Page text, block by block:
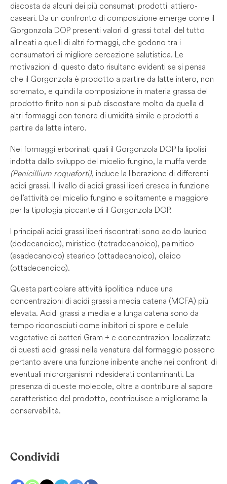
discosta da alcuni dei più consumati prodotti lattiero-
caseari. Da un confronto di composizione emerge come il
Gorgonzola DOP presenti valori di grassi totali del tutto
allineati a quelli di altri formaggi, che godono tra i
consumatori di migliore percezione salutistica. Le
motivazioni di questo dato risultano evidenti se si pensa
che il Gorgonzola è prodotto a partire da latte intero, non
scremato, e quindi la composizione in materia grassa del
prodotto finito non si può discostare molto da quella di
altri formaggi con tenore di umidità simile e prodotti a
partire da latte intero.
Nei formaggi erborinati quali il Gorgonzola DOP la lipolisi
indotta dallo sviluppo del micelio fungino, la muffa verde
(Penicillium roqueforti), induce la liberazione di differenti
acidi grassi. Il livello di acidi grassi liberi cresce in funzione
dell’attività del micelio fungino e solitamente e maggiore
per la tipologia piccante di il Gorgonzola DOP.
I principali acidi grassi liberi riscontrati sono acido laurico
(dodecanoico), miristico (tetradecanoico), palmitico
(esadecanoico) stearico (ottadecanoico), oleico
(ottadecenoico).
Questa particolare attività lipolitica induce una
concentrazioni di acidi grassi a media catena (MCFA) più
elevata. Acidi grassi a media e a lunga catena sono da
tempo riconosciuti come inibitori di spore e cellule
vegetative di batteri Gram + e concentrazioni localizzate
di questi acidi grassi nelle venature del formaggio possono
pertanto avere una funzione inibente anche nei confronti di
eventuali microrganismi indesiderati contaminanti. La
presenza di queste molecole, oltre a contribuire al sapore
caratteristico del prodotto, contribuisce a migliorarne la
conservabilità.
Condividi